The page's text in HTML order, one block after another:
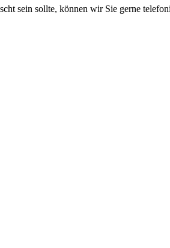
sein sollte, können wir Sie gerne